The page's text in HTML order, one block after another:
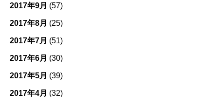
2017年9月 (57)
2017年8月 (25)
2017年7月 (51)
2017年6月 (30)
2017年5月 (39)
2017年4月 (32)